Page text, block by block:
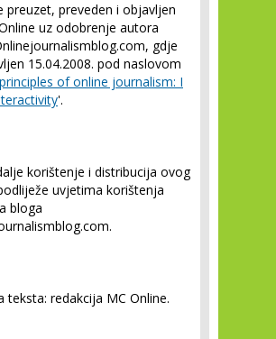
preuzet, preveden i objavljen
uz odobrenje autora
gdje
15.04.2008. pod naslovom
of online journalism: I
'.
korištenje i distribucija ovog
uvjetima korištenja
bloga
teksta: redakcija MC Online.